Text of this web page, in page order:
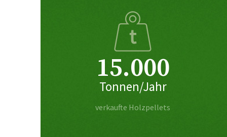
15.000
Tonnen/Jahr
verkaufte Holzpellets